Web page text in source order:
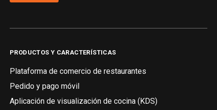
PRODUCTOS Y CARACTERÍSTICAS
Plataforma de comercio de restaurantes
Pedido y pago móvil
Aplicación de visualización de cocina (KDS)